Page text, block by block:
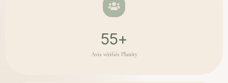
Avis vérifiés Planity
55+